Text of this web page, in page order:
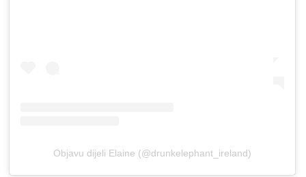
Objavu dijeli Elaine (@drunkelephant_ireland)